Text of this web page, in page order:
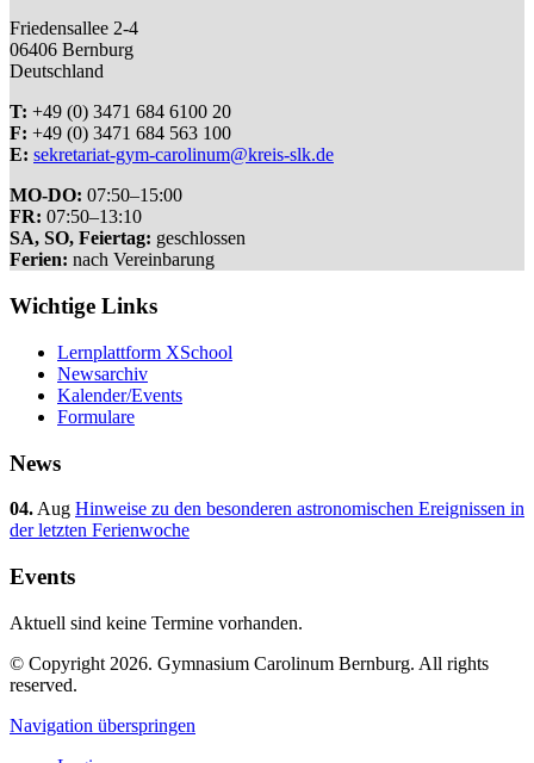
Friedensallee 2-4
06406 Bernburg
Deutschland
T: +49 (0) 3471 684 6100 20
F: +49 (0) 3471 684 563 100
E: sekretariat-gym-carolinum@kreis-slk.de
MO-DO: 07:50–15:00
FR: 07:50–13:10
SA, SO, Feiertag: geschlossen
Ferien: nach Vereinbarung
Wichtige Links
Lernplattform XSchool
Newsarchiv
Kalender/Events
Formulare
News
04. Aug Hinweise zu den besonderen astronomischen Ereignissen in
der letzten Ferienwoche
Events
Aktuell sind keine Termine vorhanden.
© Copyright 2026. Gymnasium Carolinum Bernburg. All rights
reserved.
Navigation überspringen